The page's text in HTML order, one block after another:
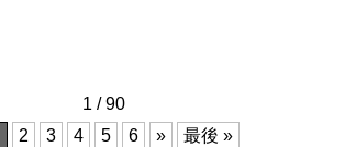
1 / 90
2 3 4 5 6 » 最後 »